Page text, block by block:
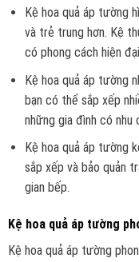
Kệ hoa quả áp tường
và trẻ trung hơn. Kệ
có phong cách hiện
Kệ hoa quả áp tường
bạn có thể sắp xếp
những gia đình có nhu
Kệ hoa quả áp tường
sắp xếp và bảo quản
gian bếp.
Kệ hoa quả áp tường
Kệ hoa quả áp tường